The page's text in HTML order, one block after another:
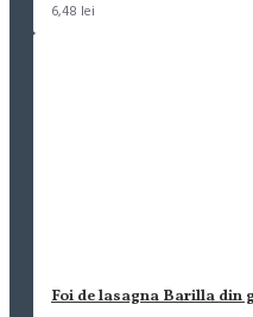
6,48 lei
Foi de lasagna Barilla din